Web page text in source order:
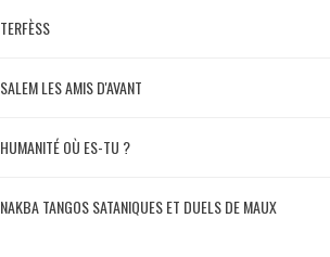
TERFÈSS
SALEM LES AMIS D'AVANT
HUMANITÉ OÙ ES-TU ?
NAKBA TANGOS SATANIQUES ET DUELS DE MAUX